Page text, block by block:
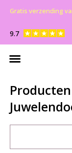
9.7
Gratis verzending